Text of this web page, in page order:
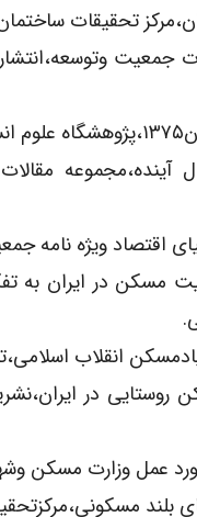
مقالات جمعیت
،حبیب:(۱۳۷۳)،برآورد نیاز به
شناختی وضعیت مسکن در